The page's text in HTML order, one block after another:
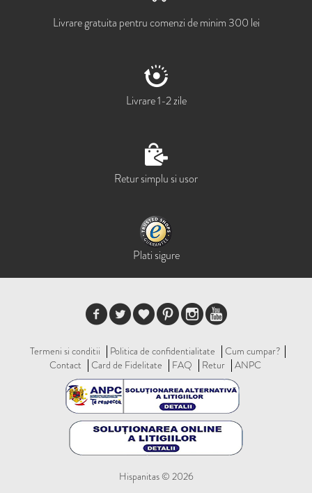
Livrare gratuita pentru comenzi de minim 300 lei
Livrare 1-2 zile
Retur simplu si usor
Plati sigure
Termeni si conditii Politica de confidentialitate
Cum cumpar?
Contact
Card de Fidelitate FAQ Retur ANPC
Hispanitas © 2026